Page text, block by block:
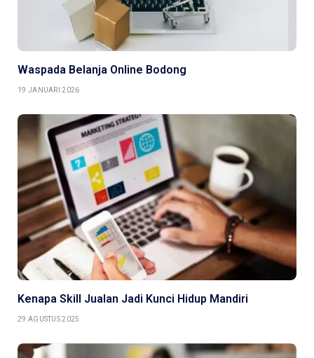
Waspada Belanja Online Bodong
19 JANUARI 2026
Kenapa Skill Jualan Jadi Kunci Hidup Mandiri
29 AGUSTUS 2025